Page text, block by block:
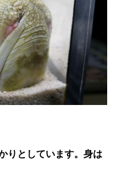
りとしています。身は